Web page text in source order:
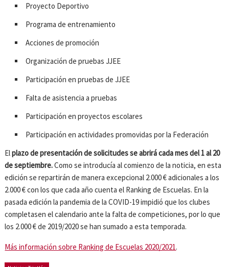
Proyecto Deportivo
Programa de entrenamiento
Acciones de promoción
Organización de pruebas JJEE
Participación en pruebas de JJEE
Falta de asistencia a pruebas
Participación en proyectos escolares
Participación en actividades promovidas por la Federación
Elplazo de presentación de solicitudes se abrirá cada mes del 1 al 20
de septiembre.Como se introducía al comienzo de la noticia, en esta
edición se repartirán de manera excepcional 2.000 € adicionales a los
2.000 € con los que cada año cuenta el Ranking de Escuelas. En la
pasada edición la pandemia de la COVID-19 impidió que los clubes
completasen el calendario ante la falta de competiciones, por lo que
los 2.000 € de 2019/2020 se han sumado a esta temporada.
Más información sobre Ranking de Escuelas 2020/2021.